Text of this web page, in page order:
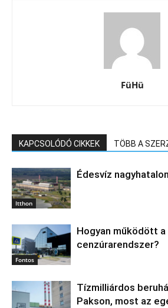
FüHü
KAPCSOLÓDÓ CIKKEK TÖBB A
Itthon
Édesvíz
Fontos
Hogyan működött
cenzúrarendszer?
Tízmilliárdos
Pakson, most az